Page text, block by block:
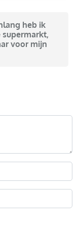
heb ik
voor mijn